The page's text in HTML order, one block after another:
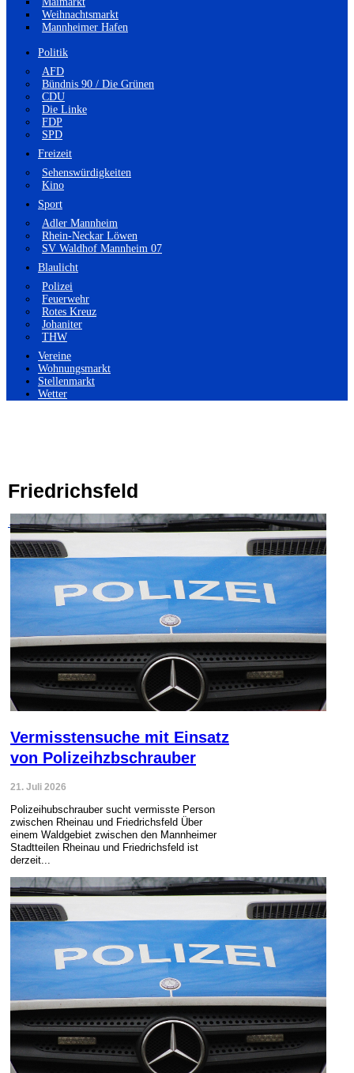
Weihnachtsmarkt
Mannheimer Hafen
Politik
AFD
Bündnis 90 / Die Grünen
CDU
Die Linke
FDP
SPD
Freizeit
Sehenswürdigkeiten
Kino
Sport
Adler Mannheim
Rhein-Neckar Löwen
SV Waldhof Mannheim 07
Blaulicht
Polizei
Feuerwehr
Rotes Kreuz
Johaniter
THW
Vereine
Wohnungsmarkt
Stellenmarkt
Wetter
Friedrichsfeld
←Ältere Einträge Nächste Einträge→
Vermisstensuche mit Einsatz
von Polizeihzbschrauber
21. Juli 2026
Polizeihubschrauber sucht vermisste Person
zwischen Rheinau und Friedrichsfeld Über
einem Waldgebiet zwischen den Mannheimer
Stadtteilen Rheinau und Friedrichsfeld ist
derzeit...